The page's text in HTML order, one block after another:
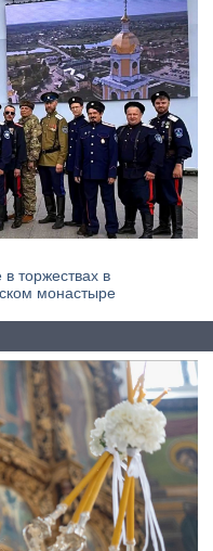
торжествах в
монастыре